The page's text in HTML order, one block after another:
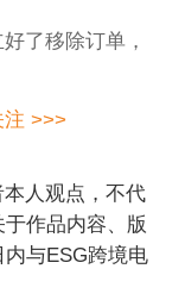
了移除订单，
>>>
人观点，不代
作品内容、版
与ESG跨境电